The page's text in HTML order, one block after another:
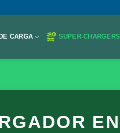
CARGA SUPER-CHARGERS
EN